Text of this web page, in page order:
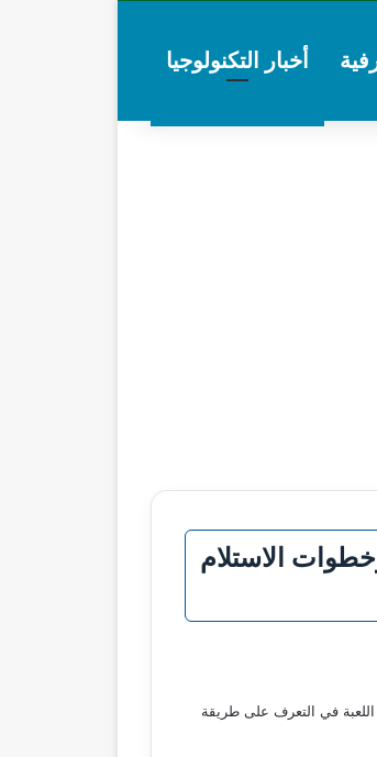
أخبار التكنولوجيا
الرسمي وخطوات الاستلام
اللعبة في التعرف على طريقة